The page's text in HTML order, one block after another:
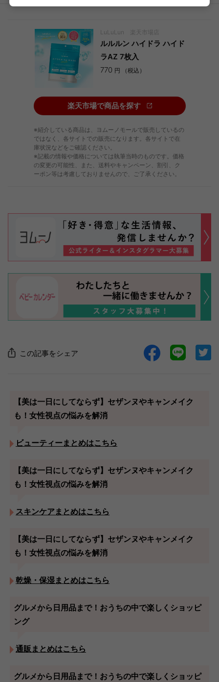
LuLuLun 楽天市場店
ルルルン ハイドラ ハイド
ラAZ 7枚入
770 円 （税込）
楽天市場で商品を探す
※紹介している商品は、ヨムーノモールで販売しているの
ではなく、各サイトでの販売になります。各サイトで在
庫状況などをご確認ください。
※記載の情報や価格については執筆当時のものです。価格
の変更の可能性、また、送料やキャンペーン、割引、ク
ーポン等は考慮しておりませんので、ご了承ください。
この記事をシェア
【美は一日にしてならず】セザンヌやキャンメイク
も！女性視点の悩みを解消
ビューティーまとめはこちら
【美は一日にしてならず】セザンヌやキャンメイク
も！女性視点の悩みを解消
スキンケアまとめはこちら
【美は一日にしてならず】セザンヌやキャンメイク
も！女性視点の悩みを解消
乾燥・保湿まとめはこちら
グルメから日用品まで！おうちの中で楽しくショッピ
ング
通販まとめはこちら
グルメから日用品まで！おうちの中で楽しくショッピ